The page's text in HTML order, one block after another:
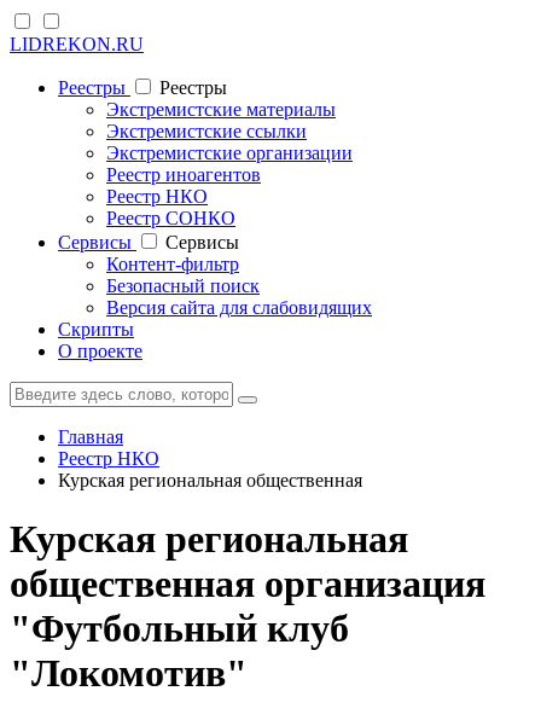
LIDREKON.RU
Реестры
Реестры
Экстремистские материалы
Экстремистские ссылки
Экстремистские организации
Реестр иноагентов
Реестр НКО
Реестр СОНКО
Cервисы
Cервисы
Контент-фильтр
Безопасный поиск
Версия сайта для слабовидящих
Скрипты
О проекте
Главная
Реестр НКО
Курская региональная общественная
Курская региональная
общественная организация
"Футбольный клуб
"Локомотив"